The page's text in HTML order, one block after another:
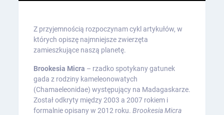
Z przyjemnością rozpoczynam cykl artykułów, w
których opiszę najmniejsze zwierzęta
zamieszkujące naszą planetę.
Brookesia Micra – rzadko spotykany gatunek
gada z rodziny kameleonowatych
(Chamaeleonidae) występujący na Madagaskarze.
Został odkryty między 2003 a 2007 rokiem i
formalnie opisany w 2012 roku. Brookesia Micra